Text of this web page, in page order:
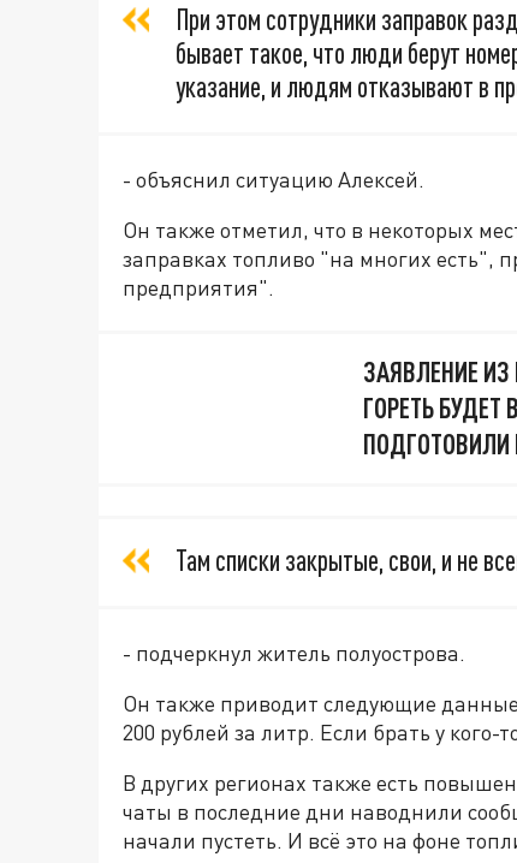
При этом сотрудники заправок
бывает такое, что люди берут
указание, и людям отказывают в
- объяснил ситуацию Алексей.
Он также отметил, что в некоторых
заправках топливо "на многих есть",
предприятия".
ЗАЯВЛЕНИЕ
ГОРЕТЬ
Там списки закрытые, свои, и не
- подчеркнул житель полуострова.
Он также приводит следующие
200 рублей за литр. Если брать у кого-
В других регионах также есть
чаты в последние дни наводнили
начали пустеть. И всё это на фоне